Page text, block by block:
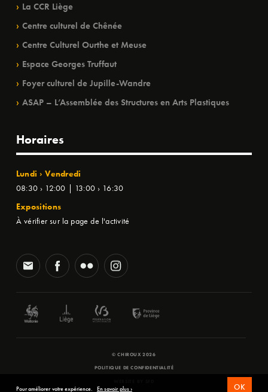
La CCR Liège
Centre culturel de Chênée
Centre Culturel Ourthe et Meuse
Espace Georges Truffaut
Foyer culturel de Jupille-Wandre
ASAP – L’Assemblée des Structures en Arts Plastiques
Horaires
Lundi › Vendredi
08:30 › 12:00 | 13:00 › 16:30
Expositions
À vérifier sur la page de l'activité
© CHIROUX 2026
POLITIQUE DE CONFIDENTIALITÉ
Pour améliorer votre expérience. En savoir plus › OK